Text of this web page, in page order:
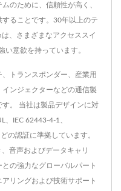
のために、信頼性が高く、
ることです。30年以上のテ
、さまざまなアクセススイ
い意欲を持っています。
トランスポンダー、産業用
ンジェクターなどの通信製
。 当社は製品デザインに対
、IEC 62443-4-1、
の認証に準拠しています。
音声およびデータキャリ
の強力なグローバルパート
リングおよび技術サポート